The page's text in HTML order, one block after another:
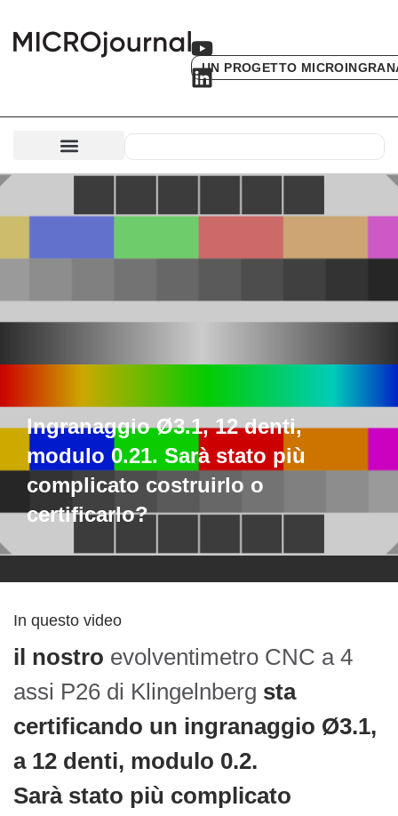
UN PROGETTO
Ingranaggio Ø3.1, 12 denti,
modulo 0.21. Sarà stato più
complicato costruirlo o
certificarlo?
In questo video
il nostro evolventimetro CNC a 4
assi P26 di Klingelnberg sta
certificando un ingranaggio Ø3.1,
a 12 denti, modulo 0.2.
Sarà stato più complicato